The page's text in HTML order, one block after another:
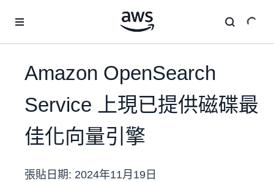
Amazon OpenSearch
Service 上現已提供磁碟最
佳化向量引擎
張貼日期: 2024年11月19日